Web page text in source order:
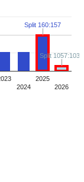
2024
2025
2026
Split 160:157
Split 1057:1035